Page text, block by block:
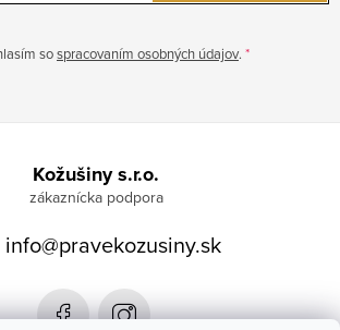
sospracovaním osobných údajov.
Kožušiny s.r.o.
info@pravekozusiny.sk